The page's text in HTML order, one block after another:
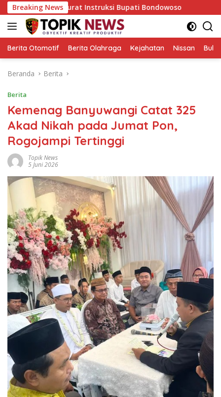
Langsung
ke
konten
Breaking News
Surat Instruksi Bupati Bondowoso Keliling Pasar
Berita Otomotif Berita Olahraga Kejahatan Nissan
Beranda Berita
Berita
Kemenag Banyuwangi Catat 325
Akad Nikah pada Jumat Pon,
Rogojampi Tertinggi
Topik News
5 Juni 2026